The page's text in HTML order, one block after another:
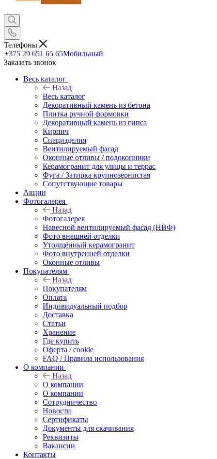
Телефоны
+375 29 651 65 65Мобильный
Заказать звонок
Весь каталог
Назад
Весь каталог
Декоративный камень из бетона
Плитка ручной формовки
Декоративный камень из гипса
Кирпич
Специзделия
Вентилируемый фасад
Оконные отливы / подоконники
Керамогранит для улицы и террас
Фуга / Затирка крупнозернистая
Сопутствующие товары
Акции
Фотогалерея
Назад
Фотогалерея
Навесной вентилируемый фасад (НВФ)
Фото внешней отделки
Утолщённый керамогранит
Фото внутренней отделки
Оконные отливы
Покупателям
Назад
Покупателям
Оплата
Индивидуальный подбор
Доставка
Статьи
Хранение
Где купить
Оферта / cookie
FAQ / Правила использования
О компании
Назад
О компании
О компании
Сотрудничество
Новости
Сертификаты
Документы для скачивания
Реквизиты
Вакансии
Контакты